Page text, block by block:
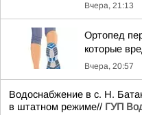
Вчера, 21:13
Ортопед
которые
Вчера, 20:57
Водоснабжение в с. Н.
в штатном режиме// ГУП